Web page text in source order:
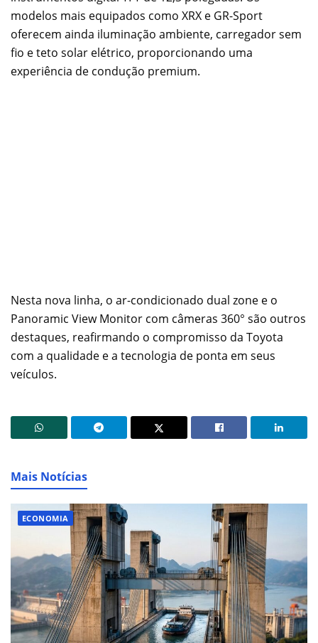
modelos mais equipados como XRX e GR-Sport
oferecem ainda iluminação ambiente, carregador sem
fio e teto solar elétrico, proporcionando uma
experiência de condução premium.
Nesta nova linha, o ar-condicionado dual zone e o
Panoramic View Monitor com câmeras 360° são outros
destaques, reafirmando o compromisso da Toyota
com a qualidade e a tecnologia de ponta em seus
veículos.
Mais Notícias
ECONOMIA